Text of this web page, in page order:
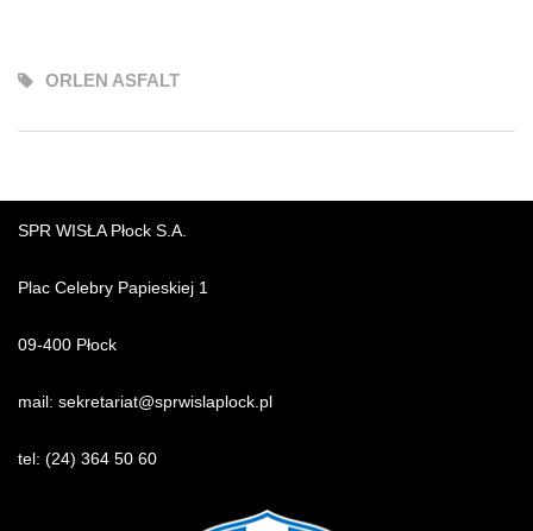
ORLEN ASFALT
SPR WISŁA Płock S.A.
Plac Celebry Papieskiej 1
09-400 Płock
mail: sekretariat@sprwislaplock.pl
tel: (24) 364 50 60